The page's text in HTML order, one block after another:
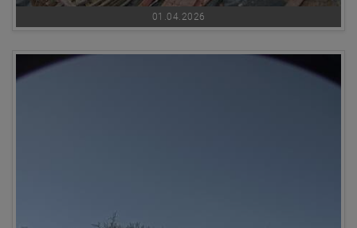
01.04.2026